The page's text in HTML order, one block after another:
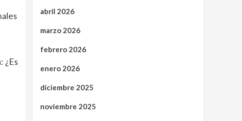
¿Es
abril 2026
marzo 2026
febrero 2026
enero 2026
diciembre 2025
noviembre 2025